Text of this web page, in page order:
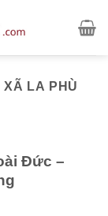
XÃ LA PHÙ
Đức –